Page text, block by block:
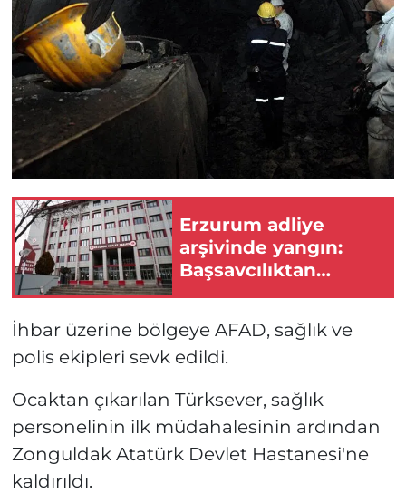
Erzurum adliye
arşivinde yangın:
Başsavcılıktan
İhbar üzerine bölgeye AFAD, sağlık ve
polis ekipleri sevk edildi.
Ocaktan çıkarılan Türksever, sağlık
personelinin ilk müdahalesinin ardından
Zonguldak Atatürk Devlet Hastanesi'ne
kaldırıldı.